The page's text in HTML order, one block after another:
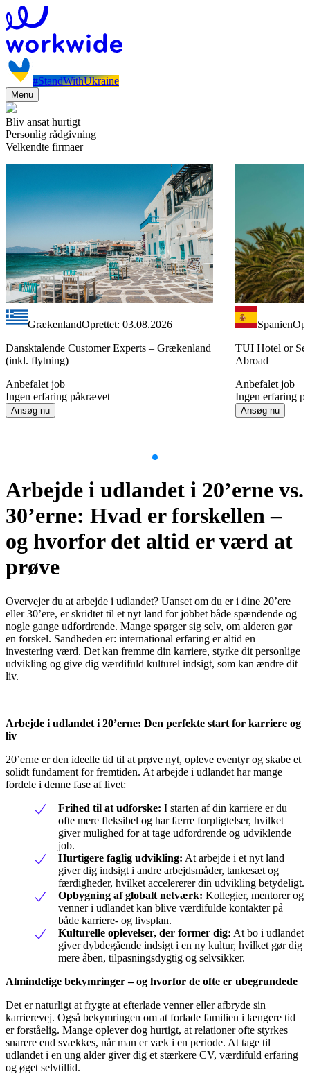
#StandWithUkraine
Menu
Bliv ansat hurtigt
Personlig rådgivning
Velkendte firmaer
GrækenlandOprettet: 03.08.2026
Dansktalende Customer Experts – Grækenland
(inkl. flytning)
Anbefalet job
Ingen erfaring påkrævet
Ansøg nu
Spanien
TUI Hotel or
Abroad
Anbefalet job
Ingen erfaring
Ansøg nu
of
Arbejde i udlandet i 20’erne vs.
30’erne: Hvad er forskellen –
og hvorfor det altid er værd at
prøve
Overvejer du at arbejde i udlandet? Uanset om du er i dine 20’ere
eller 30’ere, er skridtet til et nyt land for jobbet både spændende og
nogle gange udfordrende. Mange spørger sig selv, om alderen gør
en forskel. Sandheden er: international erfaring er altid en
investering værd. Det kan fremme din karriere, styrke dit personlige
udvikling og give dig værdifuld kulturel indsigt, som kan ændre dit
liv.
Arbejde i udlandet i 20’erne: Den perfekte start for karriere og
liv
20’erne er den ideelle tid til at prøve nyt, opleve eventyr og skabe et
solidt fundament for fremtiden. At arbejde i udlandet har mange
fordele i denne fase af livet:
Frihed til at udforske: I starten af din karriere er du
ofte mere fleksibel og har færre forpligtelser, hvilket
giver mulighed for at tage udfordrende og udviklende
job.
Hurtigere faglig udvikling: At arbejde i et nyt land
giver dig indsigt i andre arbejdsmåder, tankesæt og
færdigheder, hvilket accelererer din udvikling betydeligt.
Opbygning af globalt netværk: Kollegier, mentorer og
venner i udlandet kan blive værdifulde kontakter på
både karriere- og livsplan.
Kulturelle oplevelser, der former dig: At bo i udlandet
giver dybdegående indsigt i en ny kultur, hvilket gør dig
mere åben, tilpasningsdygtig og selvsikker.
Almindelige bekymringer – og hvorfor de ofte er ubegrundede
Det er naturligt at frygte at efterlade venner eller afbryde sin
karrierevej. Også bekymringen om at forlade familien i længere tid
er forståelig. Mange oplever dog hurtigt, at relationer ofte styrkes
snarere end svækkes, når man er væk i en periode. At tage til
udlandet i en ung alder giver dig et stærkere CV, værdifuld erfaring
og øget selvtillid.